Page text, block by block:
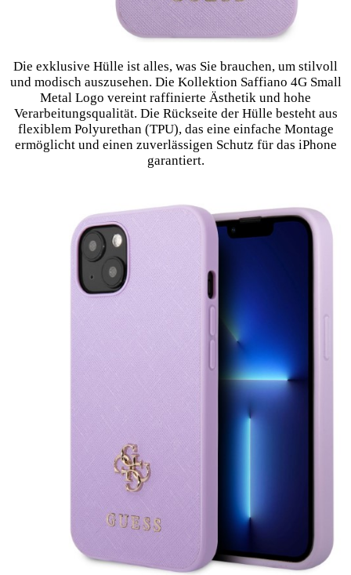
Die exklusive Hülle ist alles, was Sie brauchen, um stilvoll
und modisch auszusehen. Die Kollektion Saffiano 4G Small
Metal Logo vereint raffinierte Ästhetik und hohe
Verarbeitungsqualität. Die Rückseite der Hülle besteht aus
flexiblem Polyurethan (TPU), das eine einfache Montage
ermöglicht und einen zuverlässigen Schutz für das iPhone
garantiert.